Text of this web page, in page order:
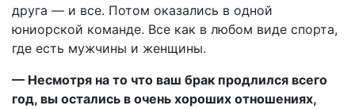
друга — и все. Потом оказались в одной
юниорской команде. Все как в любом виде спорта,
где есть мужчины и женщины.
— Несмотря на то что ваш брак продлился всего
год, вы остались в очень хороших отношениях,